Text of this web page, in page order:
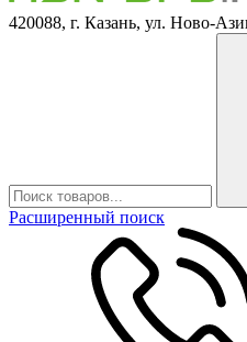
420088, г. Казань, ул. Ново-
Расширенный поиск